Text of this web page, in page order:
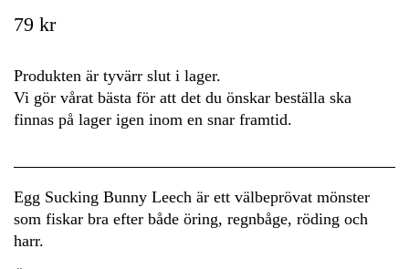
79 kr
Produkten är tyvärr slut i lager.
Vi gör vårat bästa för att det du önskar beställa ska
finnas på lager igen inom en snar framtid.
Egg Sucking Bunny Leech är ett välbeprövat mönster
som fiskar bra efter både öring, regnbåge, röding och
harr.